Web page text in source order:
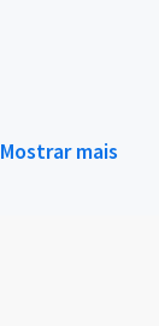
Mostrar mais